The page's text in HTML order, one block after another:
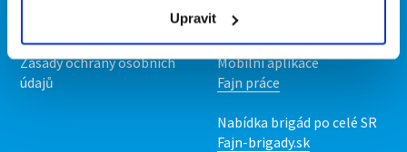
Upravit
Nabídky na web
Zásady ochrany osobních
údajů
INwork.cz
Mobilní aplikace
Fajn práce
Nabídka brigád po celé SR
Fajn-brigady.sk